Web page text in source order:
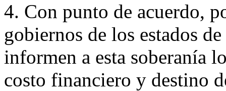
4. Con punto de acuerdo,
gobiernos de los estados
informen a esta soberanía
costo financiero y destino